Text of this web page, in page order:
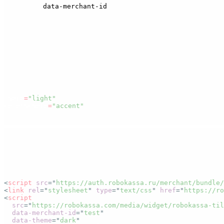
data-merchant-id
="light"
="accent"
<script src=" https://auth.robokassa.ru/merchant/
< link rel=" stylesheet " type=" text/css " href=" https://
<script
src=" https://robokassa.com/media/widget/robokassa-
data-merchant-id=" test "
data-theme=" dark"